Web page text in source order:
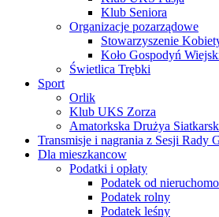
Klub Seniora
Organizacje pozarządowe
Stowarzyszenie
Koło Gospodyń
Świetlica Trębki
Sport
Orlik
Klub UKS Zorza
Amatorkska Drużya
Transmisje i nagrania z Sesji Rady
Dla mieszkancow
Podatki i opłaty
Podatek od
Podatek rolny
Podatek leśny